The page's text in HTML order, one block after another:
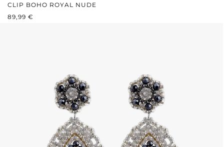
CLIP BOHO ROYAL NUDE
PRIX RÉGULIER :
89,99 €